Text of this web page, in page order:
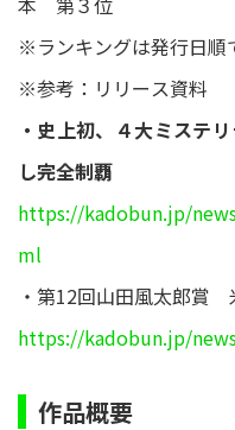
※ランキングは発行日順
※参考：リリース資料
・史上初、４大ミステ
し完全制覇
https://kadobun.jp/
ml
・第12回山田風太郎賞
https://kadobun.jp/
作品概要